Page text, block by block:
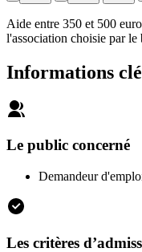
Aide entre 350 et 500
l'association choisie par le
Informations
Le public concerné
Demandeur
Les critères